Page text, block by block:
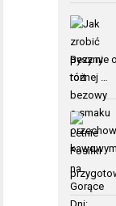
Bezy nie
różnej …